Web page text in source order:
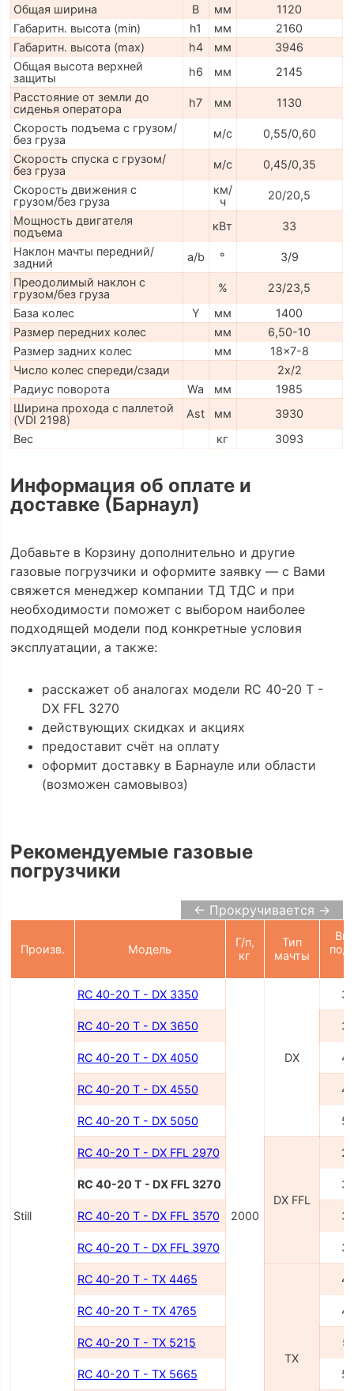
Общая ширина
B мм
1120
Габаритн. высота (min)
h1 мм
2160
Габаритн. высота (max)
h4 мм
3946
Общая высота верхней
защиты
h6 мм
2145
Расстояние от земли до
сиденья оператора
h7 мм
1130
Скорость подъема с грузом/
без груза
м/с
0,55/0,60
Скорость спуска с грузом/
без груза
м/с
0,45/0,35
Скорость движения с
грузом/без груза
км/
ч
20/20,5
Мощность двигателя
подъема
кВт
33
Наклон мачты передний/
задний
a/b °
3/9
Преодолимый наклон с
грузом/без груза
%
23/23,5
База колес
Y мм
1400
Размер передних колес
мм
6,50-10
Размер задних колес
мм
18x7-8
Число колес спереди/сзади
2x/2
Радиус поворота
Wa мм
1985
Ширина прохода с паллетой
(VDI 2198)
Ast мм
3930
Вес
кг 3093
Информация об оплате и
доставке (Барнаул)
Добавьте в Корзину дополнительно и другие
газовые погрузчики и оформите заявку — с Вами
свяжется менеджер компании ТД ТДС и при
необходимости поможет с выбором наиболее
подходящей модели под конкретные условия
эксплуатации, а также:
расскажет об аналогах модели RC 40-20 T -
DX FFL 3270
действующих скидках и акциях
предоставит счёт на оплату
оформит доставку в Барнауле или области
(возможен самовывоз)
Рекомендуемые газовые
погрузчики
← Прокручивается →
Произв. Модель
Г/п,
кг
Тип
мачты
Still
RC 40-20 T - DX 3350
2000
DX
RC 40-20 T - DX 3650
RC 40-20 T - DX 4050
RC 40-20 T - DX 4550
RC 40-20 T - DX 5050
RC 40-20 T - DX FFL 2970
DX FFL
RC 40-20 T - DX FFL 3270
RC 40-20 T - DX FFL 3570
RC 40-20 T - DX FFL 3970
RC 40-20 T - TX 4465
TX
RC 40-20 T - TX 4765
RC 40-20 T - TX 5215
RC 40-20 T - TX 5665